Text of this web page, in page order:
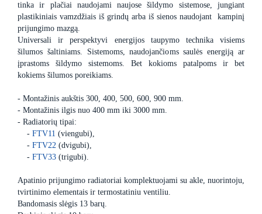
tinka ir plačiai naudojami naujose šildymo sistemose, jungiant
plastikiniais vamzdžiais iš grindų arba iš sienos naudojant kampinį
prijungimo mazgą.
Universali ir perspektyvi energijos taupymo technika visiems
šilumos šaltiniams. Sistemoms, naudojančioms saulės energiją ar
įprastoms šildymo sistemoms. Bet kokioms patalpoms ir bet
kokiems šilumos poreikiams.
- Montažinis aukštis 300, 400, 500, 600, 900 mm.
- Montažinis ilgis nuo 400 mm iki 3000 mm.
- Radiatorių tipai:
- FTV11 (viengubi),
- FTV22 (dvigubi),
- FTV33 (trigubi).
Apatinio prijungimo radiatoriai komplektuojami su akle, nuorintoju,
tvirtinimo elementais ir termostatiniu ventiliu.
Bandomasis slėgis 13 barų.